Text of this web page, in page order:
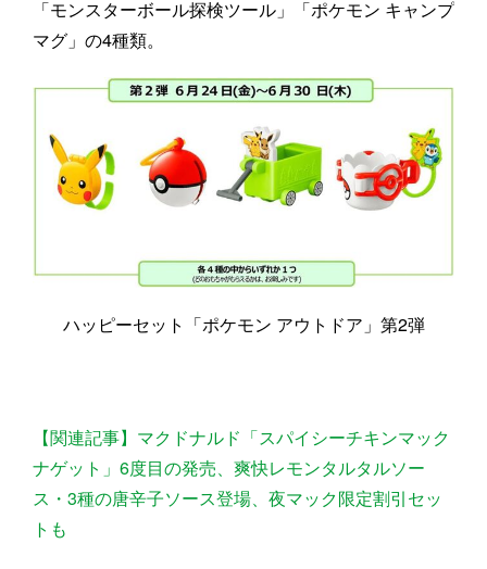
「モンスターボール探検ツール」「ポケモン キャンプ
マグ」の4種類。
ハッピーセット「ポケモン アウトドア」第2弾
【関連記事】マクドナルド「スパイシーチキンマック
ナゲット」6度目の発売、爽快レモンタルタルソー
ス・3種の唐辛子ソース登場、夜マック限定割引セッ
トも